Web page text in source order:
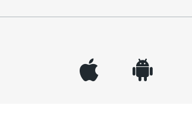
appleinc android